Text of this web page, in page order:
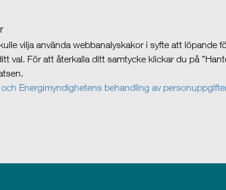
vilja använda webbanalyskakor i syfte att löpande
val. För att återkalla ditt samtycke klickar du på
Energimyndighetens behandling av